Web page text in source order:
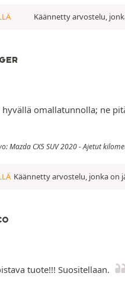
Käännetty arvostelu,
omallatunnolla; ne
Mazda CX5 SUV 2020 - Ajetut
Käännetty arvostelu, jonka on
tuote!!! Suositellaan.